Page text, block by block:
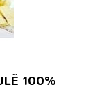
100%